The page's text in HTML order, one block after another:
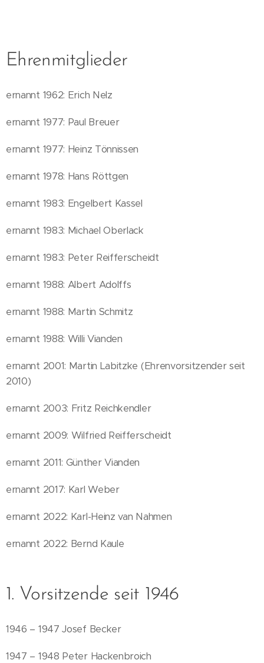
Ehrenmitglieder
ernannt 1962: Erich Nelz
ernannt 1977: Paul Breuer
ernannt 1977: Heinz Tönnissen
ernannt 1978: Hans Röttgen
ernannt 1983: Engelbert Kassel
ernannt 1983: Michael Oberlack
ernannt 1983: Peter Reifferscheidt
ernannt 1988: Albert Adolffs
ernannt 1988: Martin Schmitz
ernannt 1988: Willi Vianden
ernannt 2001: Martin Labitzke (Ehrenvorsitzender seit
2010)
ernannt 2003: Fritz Reichkendler
ernannt 2009: Wilfried Reifferscheidt
ernannt 2011: Günther Vianden
ernannt 2017: Karl Weber
ernannt 2022: Karl-Heinz van Nahmen
ernannt 2022: Bernd Kaule
1. Vorsitzende seit 1946
1946 – 1947 Josef Becker
1947 – 1948 Peter Hackenbroich